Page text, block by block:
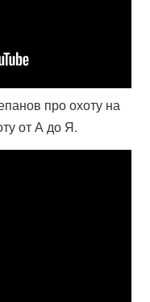
про охоту на
от А до Я.